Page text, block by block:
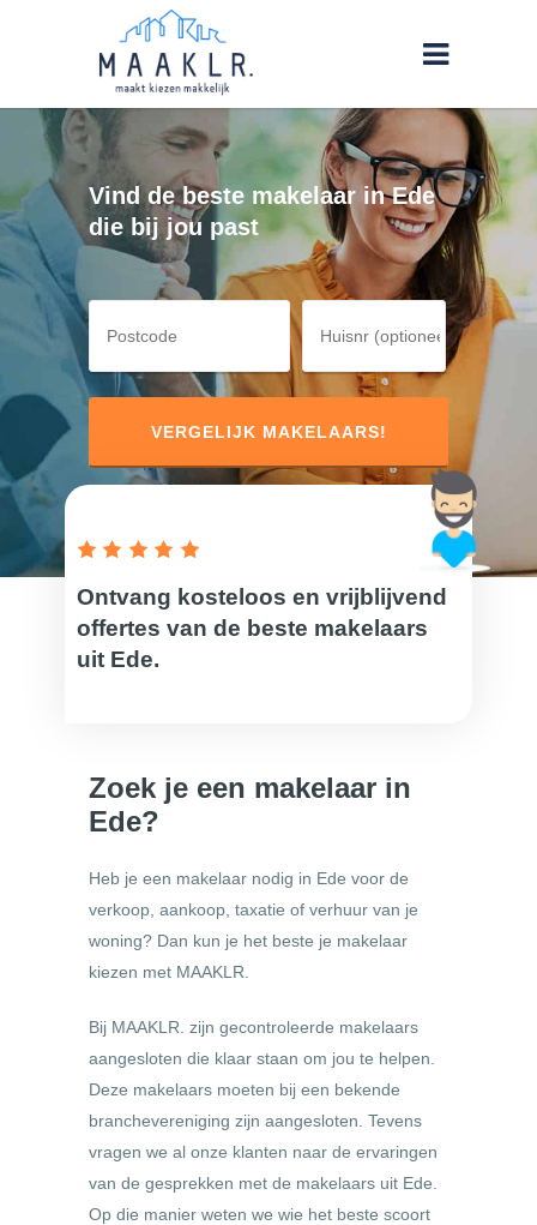
Vind de beste makelaar in Ede
die bij jou past
Postcode Huisnummer
Ontvang kosteloos en vrijblijvend
offertes van de beste makelaars
uit Ede.
Zoek je een makelaar in
Ede?
Heb je een makelaar nodig in Ede voor de
verkoop, aankoop, taxatie of verhuur van je
woning? Dan kun je het beste je makelaar
kiezen met MAAKLR.
Bij MAAKLR. zijn gecontroleerde makelaars
aangesloten die klaar staan om jou te helpen.
Deze makelaars moeten bij een bekende
branchevereniging zijn aangesloten. Tevens
vragen we al onze klanten naar de ervaringen
van de gesprekken met de makelaars uit Ede.
Op die manier weten we wie het beste scoort